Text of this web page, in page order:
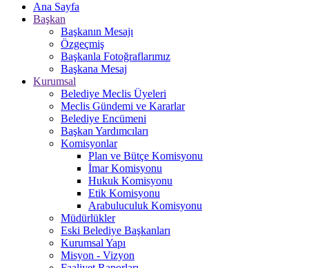
Ana Sayfa
Başkan
Başkanın Mesajı
Özgeçmiş
Başkanla Fotoğraflarımız
Başkana Mesaj
Kurumsal
Belediye Meclis Üyeleri
Meclis Gündemi ve Kararlar
Belediye Encümeni
Başkan Yardımcıları
Komisyonlar
Plan ve Bütçe Komisyonu
İmar Komisyonu
Hukuk Komisyonu
Etik Komisyonu
Arabuluculuk Komisyonu
Müdürlükler
Eski Belediye Başkanları
Kurumsal Yapı
Misyon - Vizyon